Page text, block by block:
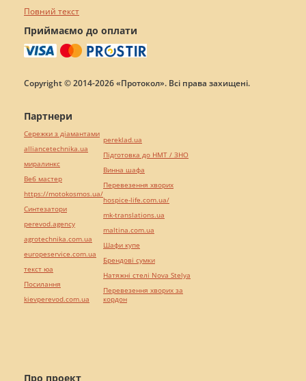
Повний текст
Приймаємо до оплати
Copyright © 2014-2026 «Протокол». Всі права захищені.
Про проект
Партнери
Сережки з діамантами
alliancetechnika.ua
миралинкс
Веб мастер
https://motokosmos.ua/
Синтезатори
perevod.agency
agrotechnika.com.ua
europeservice.com.ua
текст юа
Посилання
kievperevod.com.ua
pereklad.ua
Підготовка до НМТ / ЗНО
Винна шафа
Перевезення хворих
hospice-life.com.ua/
mk-translations.ua
maltina.com.ua
Шафи купе
Брендові сумки
Натяжні стелі Nova Stelya
Перевезення хворих за
кордон